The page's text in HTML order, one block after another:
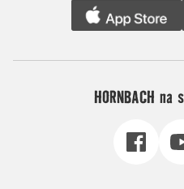
HORNBACH